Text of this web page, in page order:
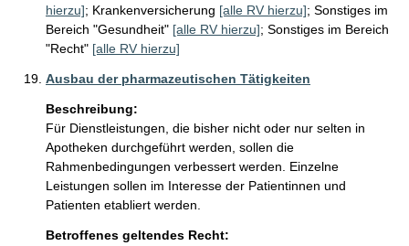
hierzu]; Krankenversicherung [alle RV hierzu]; Sonstiges im
Bereich "Gesundheit" [alle RV hierzu]; Sonstiges im Bereich
"Recht" [alle RV hierzu]
Ausbau der pharmazeutischen Tätigkeiten
Beschreibung:
Für Dienstleistungen, die bisher nicht oder nur selten in
Apotheken durchgeführt werden, sollen die
Rahmenbedingungen verbessert werden. Einzelne
Leistungen sollen im Interesse der Patientinnen und
Patienten etabliert werden.
Betroffenes geltendes Recht: